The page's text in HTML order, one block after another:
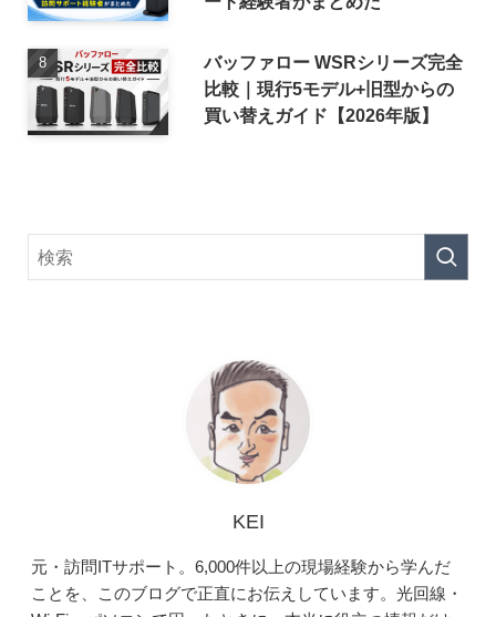
バッファロー WSRシリーズ完全
比較｜現行5モデル+旧型からの
買い替えガイド【2026年版】
KEI
元・訪問ITサポート。6,000件以上の現場経験から学んだ
ことを、このブログで正直にお伝えしています。光回線・